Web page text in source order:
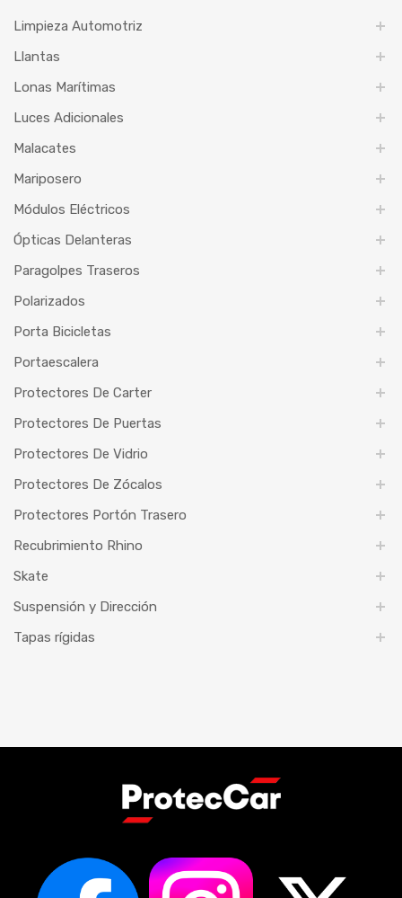
Limpieza Automotriz
Llantas
Lonas Marítimas
Luces Adicionales
Malacates
Mariposero
Módulos Eléctricos
Ópticas Delanteras
Paragolpes Traseros
Polarizados
Porta Bicicletas
Portaescalera
Protectores De Carter
Protectores De Puertas
Protectores De Vidrio
Protectores De Zócalos
Protectores Portón Trasero
Recubrimiento Rhino
Skate
Suspensión y Dirección
Tapas rígidas